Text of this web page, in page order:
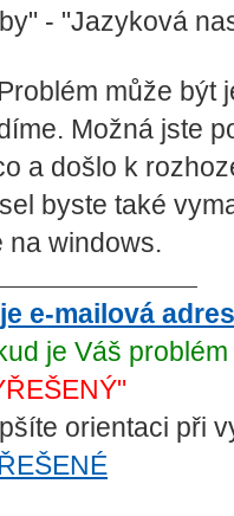
- "Jazyková
může být
Možná jste
a došlo k
byste také
na windows.
e-mailová
je Váš
orientaci při